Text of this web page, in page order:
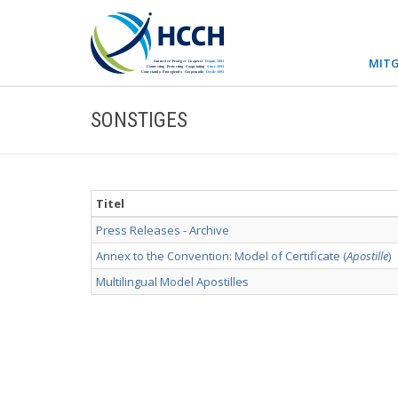
SONSTIGES
Titel
Press Releases - Archive
Annex to the Convention: Model of Certificate (Apostille)
Multilingual Model Apostilles